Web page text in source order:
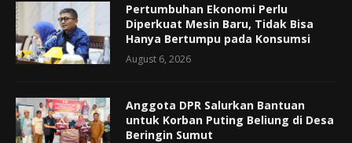
Pertumbuhan Ekonomi Perlu
Diperkuat Mesin Baru, Tidak Bisa
Hanya Bertumpu pada Konsumsi
August 6, 2026
Anggota DPR Salurkan Bantuan
untuk Korban Puting Beliung di Desa
Beringin Sumut